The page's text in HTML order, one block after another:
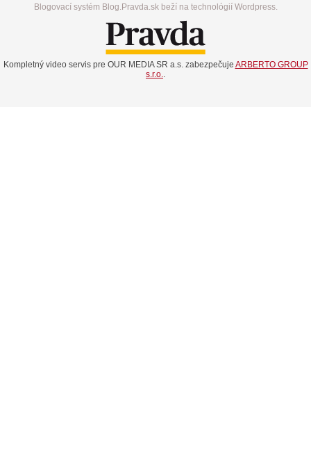
Blogovací systém Blog.Pravda.sk beží na technológií Wordpress.
Kompletný video servis pre OUR MEDIA SR a.s. zabezpečuje ARBERTO GROUP
s.r.o.